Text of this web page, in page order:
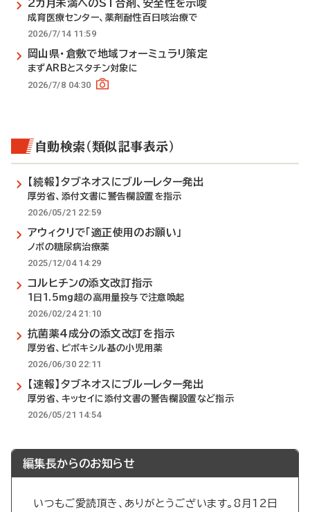
2カ月未満へのST合剤、安全性を示唆
成育医療センター、薬剤耐性百日咳治療で
2026/7/14 11:59
岡山県・倉敷で地域フォーミュラリ策定
まずARBとスタチン対象に
2026/7/8 04:30
自動検索（類似記事表示）
【続報】タブネオスにブルーレター発出
厚労省、添付文書に警告欄設置を指示
2026/05/21 22:59
アウィクリで「適正使用のお願い」
ノボの糖尿病治療薬
2025/12/04 14:29
コルヒチンの添文改訂指示
1日1.5mg超の高用量投与で注意喚起
2026/02/24 21:10
抗菌薬4成分の添文改訂を指示
厚労省、ピボキシル基の小児用薬
2026/06/30 22:11
【速報】タブネオスにブルーレター発出
厚労省、キッセイに添付文書の警告欄設置など指示
2026/05/21 14:54
編集長からのお知らせ
いつもご愛読頂き、ありがとうございます。8月12日